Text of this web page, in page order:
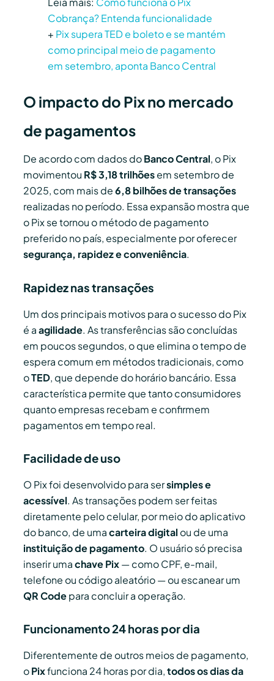
Cobrança? Entenda funcionalidade
+ Pix supera TED e boleto e se mantém
como principal meio de pagamento
em setembro, aponta Banco Central
O impacto do Pix no mercado
de pagamentos
De acordo com dados doBanco Central, o Pix
movimentou R$ 3,18 trilhõesem setembro de
2025, com mais de6,8 bilhões de transações
realizadas no período. Essa expansão mostra que
o Pix se tornou o método de pagamento
preferido no país, especialmente por oferecer
segurança, rapidez e conveniência.
Rapidez nas transações
Um dos principais motivos para o sucesso do Pix
é aagilidade. As transferências são concluídas
em poucos segundos, o que elimina o tempo de
espera comum em métodos tradicionais, como
oTED, que depende do horário bancário. Essa
característica permite que tanto consumidores
quanto empresas recebam e confirmem
pagamentos em tempo real.
Facilidade de uso
O Pix foi desenvolvido para sersimples e
acessível. As transações podem ser feitas
diretamente pelo celular, por meio do aplicativo
do banco, de umacarteira digital ou de uma
instituição de pagamento. O usuário só precisa
inserir umachave Pix— como CPF, e-mail,
telefone ou código aleatório — ou escanear um
QR Codepara concluir a operação.
Funcionamento 24 horas por dia
Diferentemente de outros meios de pagamento,
oPixfunciona 24 horas por dia,todos os dias da